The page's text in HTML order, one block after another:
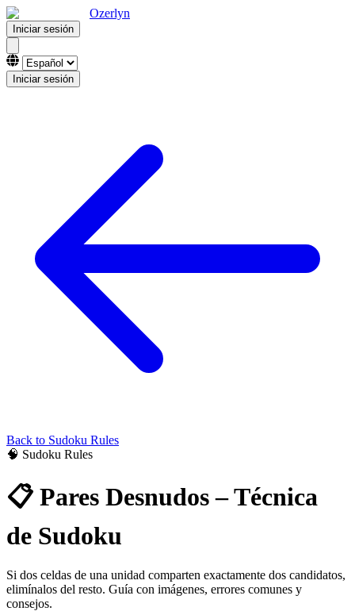
Ozerlyn
Iniciar sesión
Iniciar sesión
Back to Sudoku Rules
🧠 Sudoku Rules
📋 Pares Desnudos – Técnica
de Sudoku
Si dos celdas de una unidad comparten exactamente dos candidatos,
elimínalos del resto. Guía con imágenes, errores comunes y
consejos.